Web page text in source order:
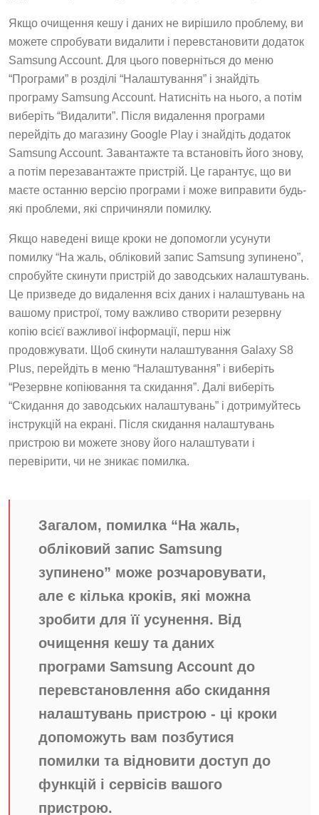
Якщо очищення кешу і даних не вирішило проблему, ви
можете спробувати видалити і перевстановити додаток
Samsung Account. Для цього поверніться до меню
“Програми” в розділі “Налаштування” і знайдіть
програму Samsung Account. Натисніть на нього, а потім
виберіть “Видалити”. Після видалення програми
перейдіть до магазину Google Play і знайдіть додаток
Samsung Account. Завантажте та встановіть його знову,
а потім перезавантажте пристрій. Це гарантує, що ви
маєте останню версію програми і може виправити будь-
які проблеми, які спричиняли помилку.
Якщо наведені вище кроки не допомогли усунути
помилку “На жаль, обліковий запис Samsung зупинено”,
спробуйте скинути пристрій до заводських налаштувань.
Це призведе до видалення всіх даних і налаштувань на
вашому пристрої, тому важливо створити резервну
копію всієї важливої інформації, перш ніж
продовжувати. Щоб скинути налаштування Galaxy S8
Plus, перейдіть в меню “Налаштування” і виберіть
“Резервне копіювання та скидання”. Далі виберіть
“Скидання до заводських налаштувань” і дотримуйтесь
інструкцій на екрані. Після скидання налаштувань
пристрою ви можете знову його налаштувати і
перевірити, чи не зникає помилка.
Загалом, помилка “На жаль,
обліковий запис Samsung
зупинено” може розчаровувати,
але є кілька кроків, які можна
зробити для її усунення. Від
очищення кешу та даних
програми Samsung Account до
перевстановлення або скидання
налаштувань пристрою - ці кроки
допоможуть вам позбутися
помилки та відновити доступ до
функцій і сервісів вашого
пристрою.